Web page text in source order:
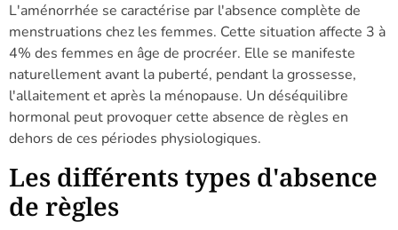
L'aménorrhée se caractérise par l'absence complète de
menstruations chez les femmes. Cette situation affecte 3 à
4% des femmes en âge de procréer. Elle se manifeste
naturellement avant la puberté, pendant la grossesse,
l'allaitement et après la ménopause. Un déséquilibre
hormonal peut provoquer cette absence de règles en
dehors de ces périodes physiologiques.
Les différents types d'absence
de règles